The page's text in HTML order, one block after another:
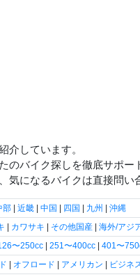
介しています。
のバイク探しを徹底サポ
気になるバイクは直接問い
部 近畿 中国 四国 九州
沖縄
カワサキ その他国産 海外/アジ
〜250cc 251〜400cc 401〜
オフロード アメリカン ビジネ